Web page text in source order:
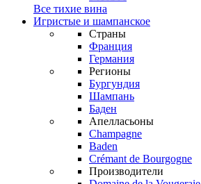
Все тихие вина
Игристые и шампанское
Страны
Франция
Германия
Регионы
Бургундия
Шампань
Баден
Апелласьоны
Champagne
Baden
Crémant de Bourgogne
Производители